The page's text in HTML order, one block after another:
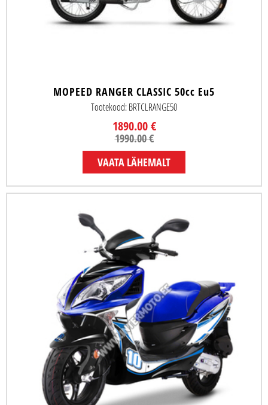
MOPEED RANGER CLASSIC 50cc Eu5
Tootekood: BRTCLRANGE50
1890.00 €
1990.00 €
VAATA LÄHEMALT